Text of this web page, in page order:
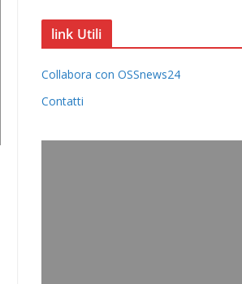
link Utili
Collabora con OSSnews24
Contatti